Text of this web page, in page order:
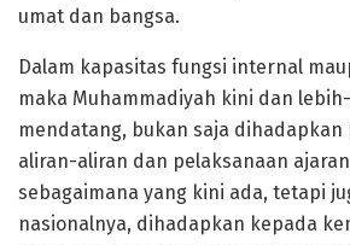
umat dan bangsa.
Dalam kapasitas fungsi internal
maka Muhammadiyah kini dan
mendatang, bukan saja dihadapkan
aliran-aliran dan pelaksanaan
sebagaimana yang kini ada, tetapi
nasionalnya, dihadapkan kepada